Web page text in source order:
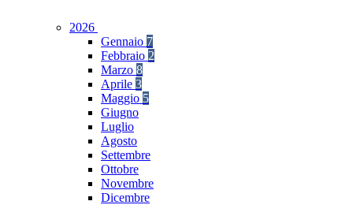
2026
Gennaio 7
Febbraio 2
Marzo 8
Aprile 3
Maggio 5
Giugno
Luglio
Agosto
Settembre
Ottobre
Novembre
Dicembre